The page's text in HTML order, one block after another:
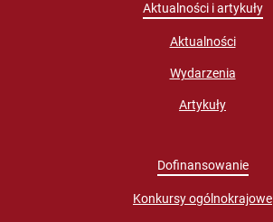
Aktualności i artykuły
Aktualności
Wydarzenia
Artykuły
Dofinansowanie
Konkursy ogólnokrajowe